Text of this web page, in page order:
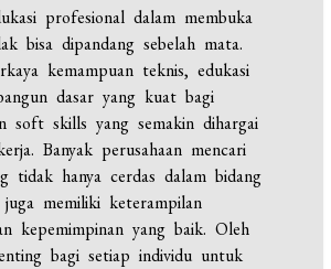
profesional dalam membuka
bisa dipandang sebelah mata.
kemampuan teknis, edukasi
dasar yang kuat bagi
soft skills yang semakin dihargai
Banyak perusahaan mencari
tidak hanya cerdas dalam bidang
memiliki keterampilan
kepemimpinan yang baik. Oleh
bagi setiap individu untuk